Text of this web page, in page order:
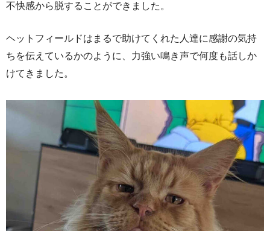
不快感から脱することができました。
ヘットフィールドはまるで助けてくれた人達に感謝の気持
ちを伝えているかのように、力強い鳴き声で何度も話しか
けてきました。